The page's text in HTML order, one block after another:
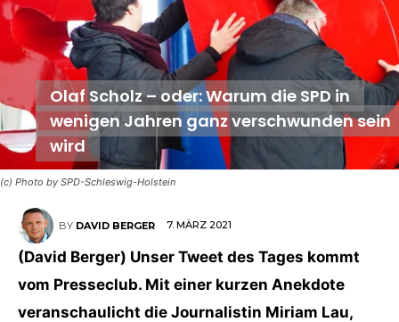
(c) Photo by SPD-Schleswig-Holstein
Olaf Scholz – oder: Warum die SPD in
wenigen Jahren ganz verschwunden sein
wird
BY DAVID BERGER 7. MÄRZ 2021
(David Berger) Unser Tweet des Tages kommt
vom Presseclub. Mit einer kurzen Anekdote
veranschaulicht die Journalistin Miriam Lau,